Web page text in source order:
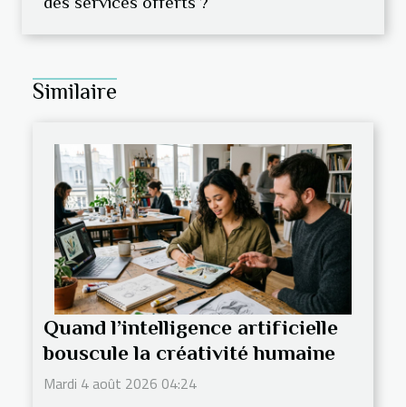
Similaire
Quand l’intelligence artificielle
bouscule la créativité humaine
Mardi 4 août 2026 04:24